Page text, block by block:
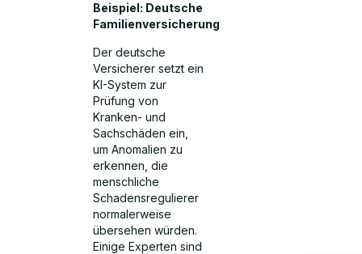
Beispiel: Deutsche
Familienversicherung
Der deutsche
Versicherer setzt ein
KI-System zur
Prüfung von
Kranken- und
Sachschäden ein,
um Anomalien zu
erkennen, die
menschliche
Schadensregulierer
normalerweise
übersehen würden.
Einige Experten sind